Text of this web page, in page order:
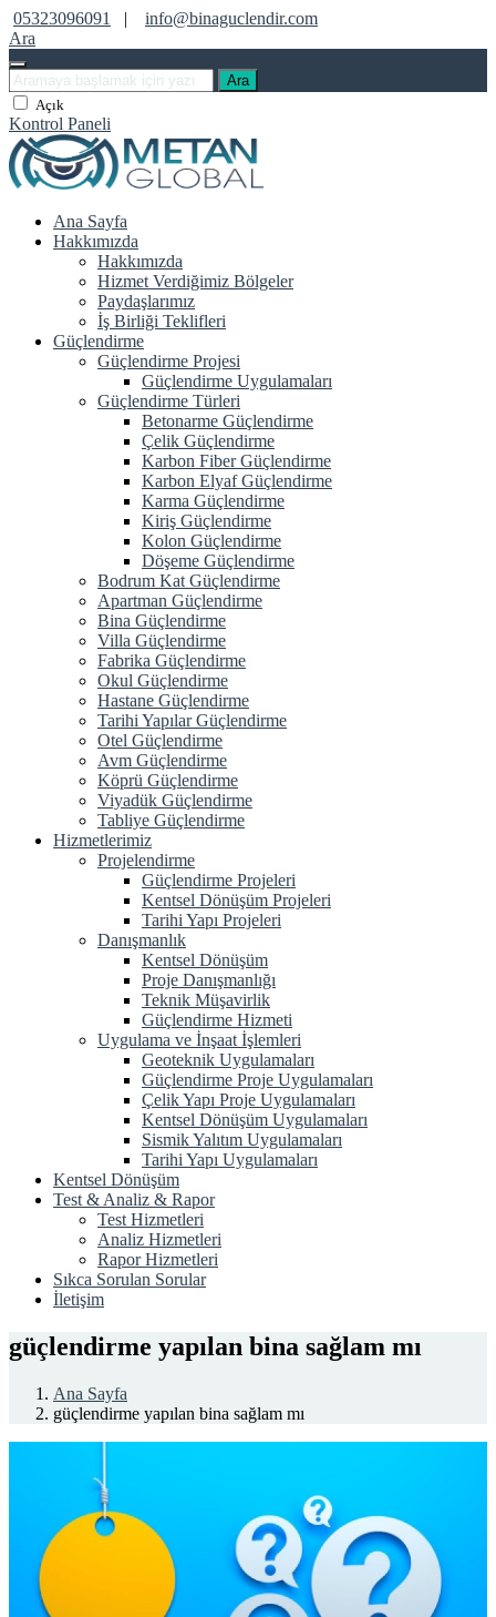
05323096091 |
info@binaguclendir.com
Ara
Ara
Açık
Kontrol Paneli
Ana Sayfa
Hakkımızda
Hakkımızda
Hizmet Verdiğimiz Bölgeler
Paydaşlarımız
İş Birliği Teklifleri
Güçlendirme
Güçlendirme Projesi
Güçlendirme Uygulamaları
Güçlendirme Türleri
Betonarme Güçlendirme
Çelik Güçlendirme
Karbon Fiber Güçlendirme
Karbon Elyaf Güçlendirme
Karma Güçlendirme
Kiriş Güçlendirme
Kolon Güçlendirme
Döşeme Güçlendirme
Bodrum Kat Güçlendirme
Apartman Güçlendirme
Bina Güçlendirme
Villa Güçlendirme
Fabrika Güçlendirme
Okul Güçlendirme
Hastane Güçlendirme
Tarihi Yapılar Güçlendirme
Otel Güçlendirme
Avm Güçlendirme
Köprü Güçlendirme
Viyadük Güçlendirme
Tabliye Güçlendirme
Hizmetlerimiz
Projelendirme
Güçlendirme Projeleri
Kentsel Dönüşüm Projeleri
Tarihi Yapı Projeleri
Danışmanlık
Kentsel Dönüşüm
Proje Danışmanlığı
Teknik Müşavirlik
Güçlendirme Hizmeti
Uygulama ve İnşaat İşlemleri
Geoteknik Uygulamaları
Güçlendirme Proje Uygulamaları
Çelik Yapı Proje Uygulamaları
Kentsel Dönüşüm Uygulamaları
Sismik Yalıtım Uygulamaları
Tarihi Yapı Uygulamaları
Kentsel Dönüşüm
Test & Analiz & Rapor
Test Hizmetleri
Analiz Hizmetleri
Rapor Hizmetleri
Sıkca Sorulan Sorular
İletişim
güçlendirme yapılan bina sağlam mı
Ana Sayfa
güçlendirme yapılan bina sağlam mı